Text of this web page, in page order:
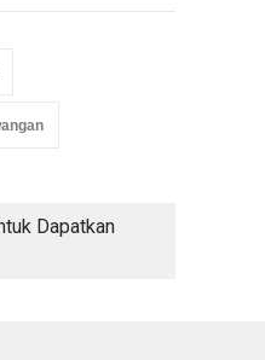
Dapatkan